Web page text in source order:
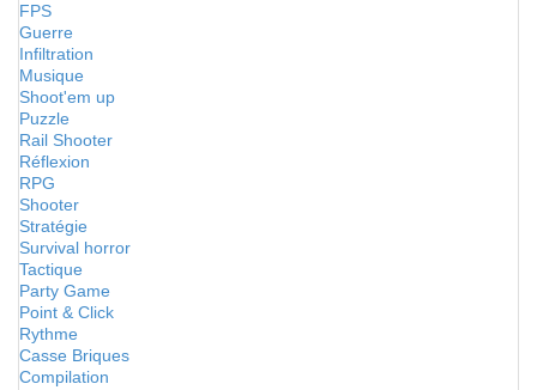
FPS
Guerre
Infiltration
Musique
Shoot'em up
Puzzle
Rail Shooter
Réflexion
RPG
Shooter
Stratégie
Survival horror
Tactique
Party Game
Point & Click
Rythme
Casse Briques
Compilation